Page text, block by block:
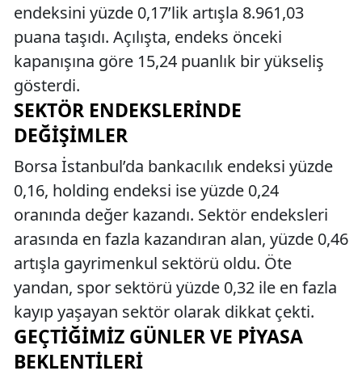
endeksini yüzde 0,17’lik artışla 8.961,03
puana taşıdı. Açılışta, endeks önceki
kapanışına göre 15,24 puanlık bir yükseliş
gösterdi.
SEKTÖR ENDEKSLERINDE
DEĞIŞIMLER
Borsa İstanbul’da bankacılık endeksi yüzde
0,16, holding endeksi ise yüzde 0,24
oranında değer kazandı. Sektör endeksleri
arasında en fazla kazandıran alan, yüzde 0,46
artışla gayrimenkul sektörü oldu. Öte
yandan, spor sektörü yüzde 0,32 ile en fazla
kayıp yaşayan sektör olarak dikkat çekti.
GEÇTIĞIMIZ GÜNLER VE PIYASA
BEKLENTILERI